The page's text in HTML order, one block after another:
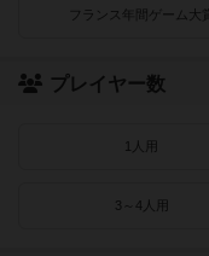
フランス年間ゲーム大賞
プレイヤー数
1人用
3～4人用